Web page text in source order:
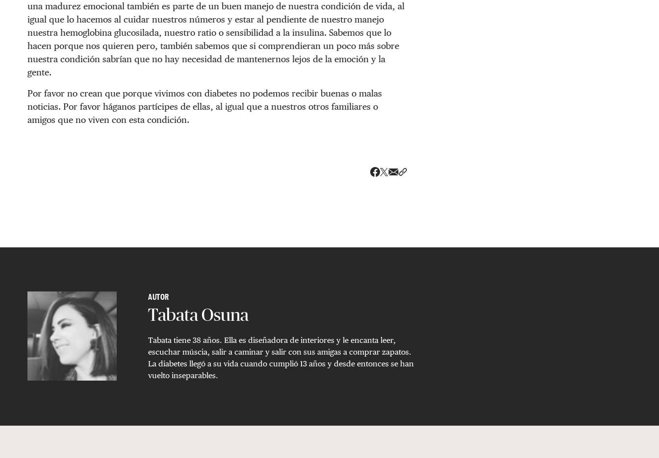
una madurez emocional también es parte de un buen manejo de nuestra condición de vida, al
igual que lo hacemos al cuidar nuestros números y estar al pendiente de nuestro manejo
nuestra hemoglobina glucosilada, nuestro ratio o sensibilidad a la insulina. Sabemos que lo
hacen porque nos quieren pero, también sabemos que si comprendieran un poco más sobre
nuestra condición sabrían que no hay necesidad de mantenernos lejos de la emoción y la
gente.
Por favor no crean que porque vivimos con diabetes no podemos recibir buenas o malas
noticias. Por favor háganos partícipes de ellas, al igual que a nuestros otros familiares o
amigos que no viven con esta condición.
AUTOR
Tabata Osuna
Tabata tiene 38 años. Ella es diseñadora de interiores y le encanta leer,
escuchar múscia, salir a caminar y salir con sus amigas a comprar zapatos.
La diabetes llegó a su vida cuando cumplió 13 años y desde entonces se han
vuelto inseparables.